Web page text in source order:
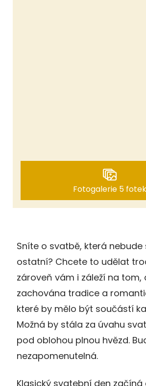
Fotogalerie 5 fotek
Sníte o svatbě, která nebude
ostatní? Chcete to udělat
zároveň vám i záleží na tom,
zachována tradice a
které by mělo být součástí
Možná by stála za úvahu
pod oblohou plnou hvězd.
nezapomenutelná.
Klasický svatební den začíná